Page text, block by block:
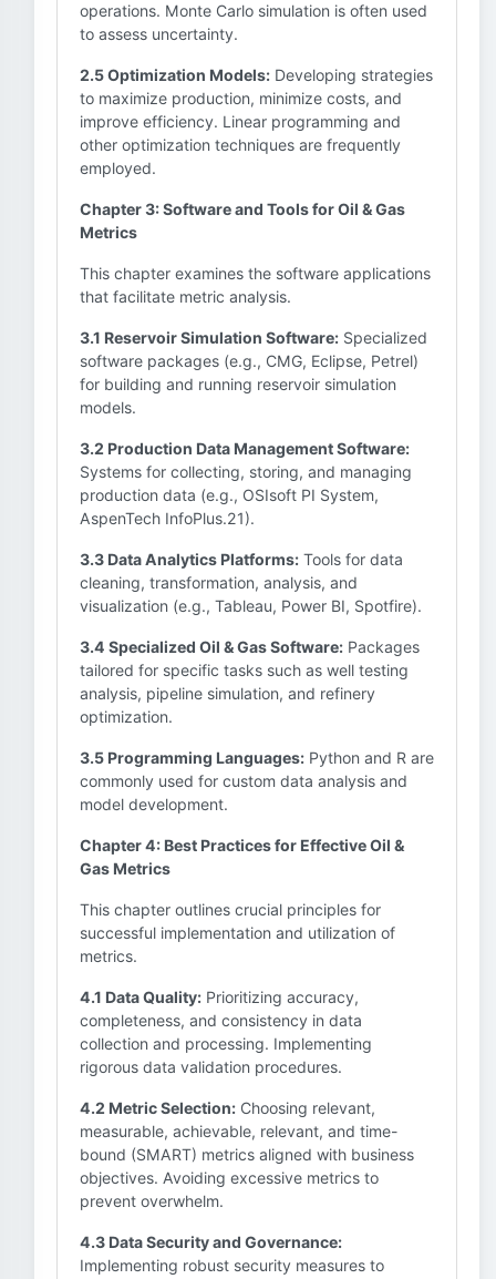
operations. Monte Carlo simulation is often used
to assess uncertainty.
2.5 Optimization Models: Developing strategies
to maximize production, minimize costs, and
improve efficiency. Linear programming and
other optimization techniques are frequently
employed.
Chapter 3: Software and Tools for Oil & Gas
Metrics
This chapter examines the software applications
that facilitate metric analysis.
3.1 Reservoir Simulation Software: Specialized
software packages (e.g., CMG, Eclipse, Petrel)
for building and running reservoir simulation
models.
3.2 Production Data Management Software:
Systems for collecting, storing, and managing
production data (e.g., OSIsoft PI System,
AspenTech InfoPlus.21).
3.3 Data Analytics Platforms: Tools for data
cleaning, transformation, analysis, and
visualization (e.g., Tableau, Power BI, Spotfire).
3.4 Specialized Oil & Gas Software: Packages
tailored for specific tasks such as well testing
analysis, pipeline simulation, and refinery
optimization.
3.5 Programming Languages: Python and R are
commonly used for custom data analysis and
model development.
Chapter 4: Best Practices for Effective Oil &
Gas Metrics
This chapter outlines crucial principles for
successful implementation and utilization of
metrics.
4.1 Data Quality: Prioritizing accuracy,
completeness, and consistency in data
collection and processing. Implementing
rigorous data validation procedures.
4.2 Metric Selection: Choosing relevant,
measurable, achievable, relevant, and time-
bound (SMART) metrics aligned with business
objectives. Avoiding excessive metrics to
prevent overwhelm.
4.3 Data Security and Governance:
Implementing robust security measures to